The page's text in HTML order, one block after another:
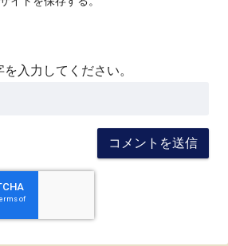
を入力してください。